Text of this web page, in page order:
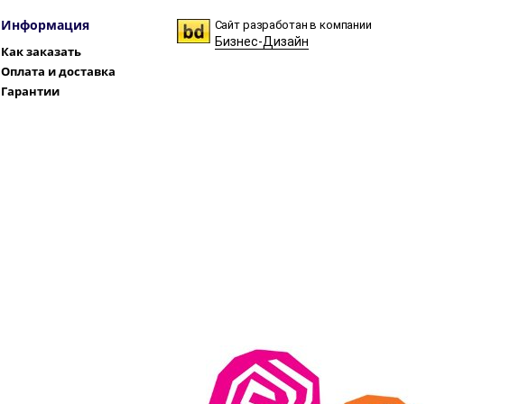
Информация Сайт разработан в компании
Бизнес-Дизайн
Как заказать
Оплата и доставка
Гарантии